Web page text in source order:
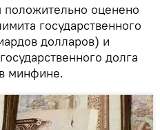
положительно оценено
государственного
долларов) и
долга
минфине.